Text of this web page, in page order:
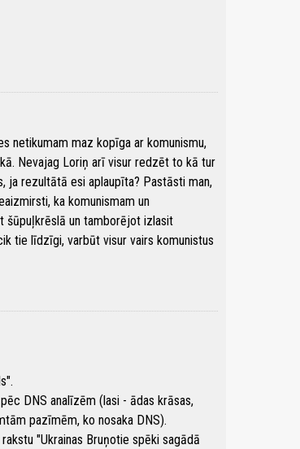
netikumam maz kopīga ar komunismu,
Nevajag Loriņ arī visur redzēt to kā tur
ja rezultātā esi aplaupīta? Pastāsti man,
ka komunismam un
šūpuļkrēslā un tamborējot izlasit
tie līdzīgi, varbūt visur vairs komunistus
DNS analīzēm (lasi - ādas krāsas,
pazīmēm, ko nosaka DNS).
"Ukrainas Bruņotie spēki sagādā